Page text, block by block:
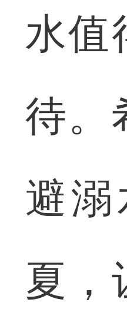
水值
待。
避
夏，